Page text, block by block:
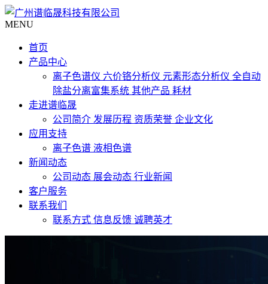
MENU
首页
产品中心
离子色谱仪 六价铬分析仪 元素形态分析仪 全自动
除盐分离富集系统 其他产品 耗材
走进谱临晟
公司简介 发展历程 资质荣誉 企业文化
应用支持
离子色谱 液相色谱
新闻动态
公司动态 展会动态 行业新闻
客户服务
联系我们
联系方式 信息反馈 诚聘英才